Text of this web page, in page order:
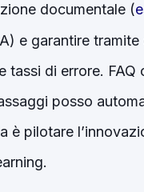
documentale (
e garantire
tassi di errore.
posso
è pilotare